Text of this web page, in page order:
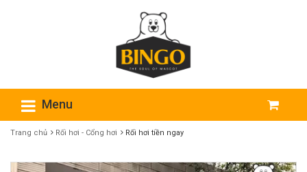
Menu
Trang chủ Rối hơi - Cổng hơi Rối hơi tiền ngay